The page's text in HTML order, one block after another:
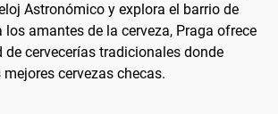
Astronómico y explora el barrio de
los amantes de la cerveza, Praga ofrece
de cervecerías tradicionales donde
cervezas checas.